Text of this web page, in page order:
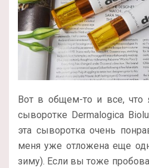
Вот в общем-то и все, что
сыворотке Dermalogica
эта сыворотка очень
меня уже отложена еще
зиму). Если вы тоже